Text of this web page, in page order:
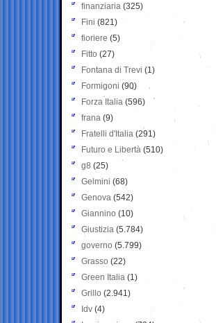
finanziaria (325)
Fini (821)
fioriere (5)
Fitto (27)
Fontana di Trevi (1)
Formigoni (90)
Forza Italia (596)
frana (9)
Fratelli d'Italia (291)
Futuro e Libertà (510)
g8 (25)
Gelmini (68)
Genova (542)
Giannino (10)
Giustizia (5.784)
governo (5.799)
Grasso (22)
Green Italia (1)
Grillo (2.941)
Idv (4)